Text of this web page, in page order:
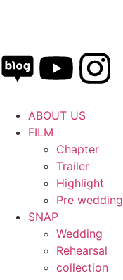
ABOUT US
FILM
Chapter
Trailer
Highlight
Pre wedding
SNAP
Wedding
Rehearsal
collection